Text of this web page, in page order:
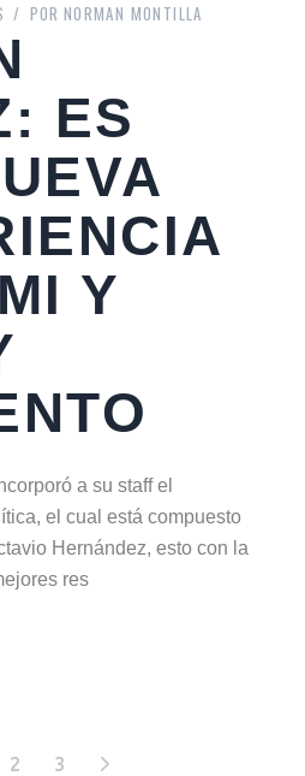
POR NORMAN MONTILLA
ES
Y
a su staff el
el cual está compuesto
Hernández, esto con la
res
2 3